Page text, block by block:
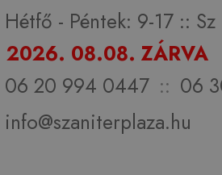
Hétfő - Péntek: 9-17 :: Sz
2026. 08.08. ZÁRVA
06 20 994 0447 :: 06
info@szaniterplaza.hu